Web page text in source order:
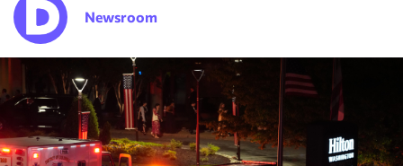
Newsroom